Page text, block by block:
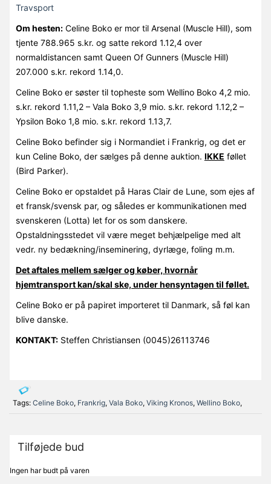
Travsport
Om hesten:Celine Boko er mor til Arsenal (Muscle Hill), som
tjente 788.965 s.kr. og satte rekord 1.12,4 over
normaldistancen samt Queen Of Gunners (Muscle Hill)
207.000 s.kr. rekord 1.14,0.
Celine Boko er søster til topheste som Wellino Boko 4,2 mio.
s.kr. rekord 1.11,2 – Vala Boko 3,9 mio. s.kr. rekord 1.12,2 –
Ypsilon Boko 1,8 mio. s.kr. rekord 1.13,7.
Celine Boko befinder sig i Normandiet i Frankrig, og det er
kun Celine Boko, der sælges på denne auktion. IKKE føllet
(Bird Parker).
Celine Boko er opstaldet på Haras Clair de Lune, som ejes af
et fransk/svensk par, og således er kommunikationen med
svenskeren (Lotta) let for os som danskere.
Opstaldningsstedet vil være meget behjælpelige med alt
vedr. ny bedækning/inseminering, dyrlæge, foling m.m.
Det aftales mellem sælger og køber, hvornår
hjemtransport kan/skal ske, under hensyntagen til føllet.
Celine Boko er på papiret importeret til Danmark, så føl kan
blive danske.
KONTAKT:Steffen Christiansen (0045)26113746
Tags: Celine Boko, Frankrig, Vala Boko, Viking Kronos, Wellino Boko,
Tilføjede bud
Ingen har budt på varen